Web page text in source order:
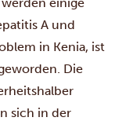
A und
in Kenia, ist
Die
sich in der